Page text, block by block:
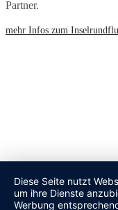
Partner.
mehr Infos zum
Diese Seite nutzt
um ihre Dienste
Werbung